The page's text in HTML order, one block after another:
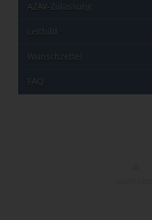
AZAV-Zulassung
Leitbild
Wunschzettel
FAQ